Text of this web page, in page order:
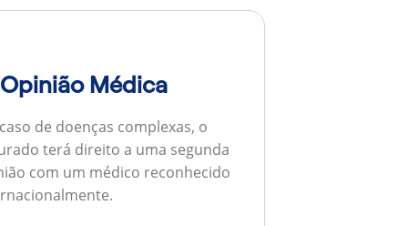
Opinião Médica
de doenças complexas, o
terá direito a uma segunda
com um médico reconhecido